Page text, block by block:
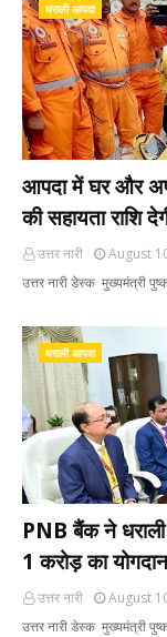
धराली आपदा
आपदा में घर और
की सहायता राशि
उत्तर नारी
August
उत्तर नारी डेस्क मुख्यमंत्री
धराली आपदा
PNB बैंक ने
1 करोड़ का योगदान
उत्तर नारी
August
उत्तर नारी डेस्क मुख्यमंत्री